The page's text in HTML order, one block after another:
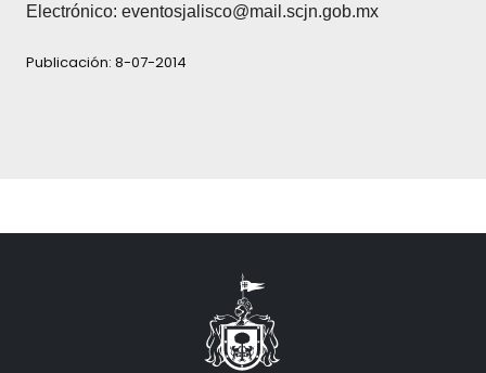
Electrónico: eventosjalisco@mail.scjn.gob.mx
Publicación: 8-07-2014